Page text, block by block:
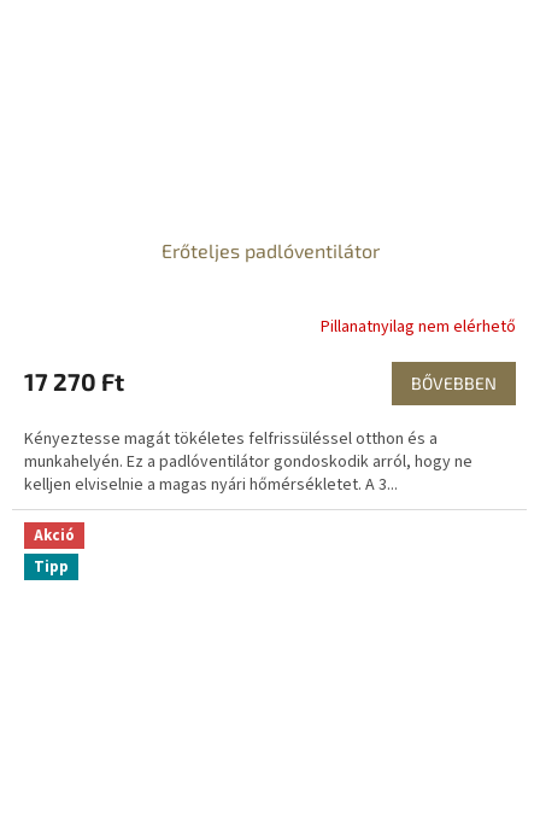
Erőteljes padlóventilátor
Pillanatnyilag nem elérhető
17 270 Ft BŐVEBBEN
Kényeztesse magát tökéletes felfrissüléssel otthon és a
munkahelyén. Ez a padlóventilátor gondoskodik arról, hogy ne
kelljen elviselnie a magas nyári hőmérsékletet. A 3...
Akció
Tipp